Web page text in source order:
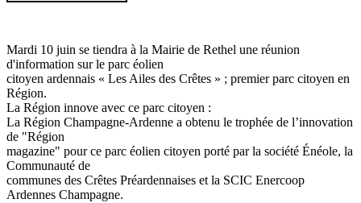
Mardi 10 juin se tiendra à la Mairie de Rethel une réunion
d'information sur le parc éolien
citoyen ardennais « Les Ailes des Crêtes » ; premier parc citoyen en
Région.
La Région innove avec ce parc citoyen :
La Région Champagne-Ardenne a obtenu le trophée de l’innovation
de "Région
magazine" pour ce parc éolien citoyen porté par la société Énéole, la
Communauté de
communes des Crêtes Préardennaises et la SCIC Enercoop
Ardennes Champagne.